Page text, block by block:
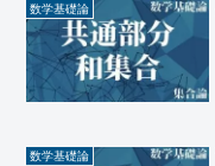
数学基礎論
数学基礎論